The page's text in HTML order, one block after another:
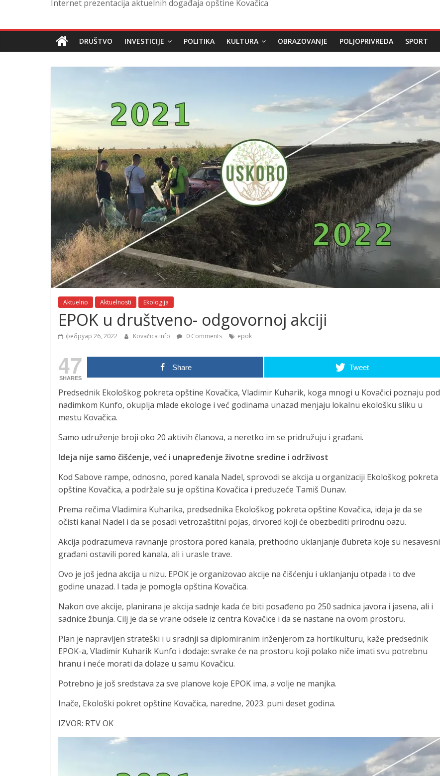
Internet prezentacija aktuelnih događaja opštine Kovačica
DRUŠTVO INVESTICIJE POLITIKA KULTURA OBRAZOVANJE POLJOPRIVREDA SPORT
Aktuelno Aktuelnosti Ekologija
EPOK u društveno- odgovornoj akciji
фебруар 26, 2022 Kovačica info 0 Comments epok
47
SHARES
Share Tweet
Predsednik Ekološkog pokreta opštine Kovačica, Vladimir Kuharik, koga mnogi u Kovačici poznaju pod
nadimkom Kunfo, okuplja mlade ekologe i već godinama unazad menjaju lokalnu ekološku sliku u
mestu Kovačica.
Samo udruženje broji oko 20 aktivih članova, a neretko im se pridružuju i građani.
Ideja nije samo čišćenje, već i unapređenje životne sredine i održivost
Kod Sabove rampe, odnosno, pored kanala Nadel, sprovodi se akcija u organizaciji Ekološkog pokreta
opštine Kovačica, a podržale su je opština Kovačica i preduzeće Tamiš Dunav.
Prema rečima Vladimira Kuharika, predsednika Ekološkog pokreta opštine Kovačica, ideja je da se
očisti kanal Nadel i da se posadi vetrozaštitni pojas, drvored koji će obezbediti prirodnu oazu.
Akcija podrazumeva ravnanje prostora pored kanala, prethodno uklanjanje đubreta koje su nesavesni
građani ostavili pored kanala, ali i urasle trave.
Ovo je još jedna akcija u nizu. EPOK je organizovao akcije na čišćenju i uklanjanju otpada i to dve
godine unazad. I tada je pomogla opština Kovačica.
Nakon ove akcije, planirana je akcija sadnje kada će biti posađeno po 250 sadnica javora i jasena, ali i
sadnice žbunja. Cilj je da se vrane odsele iz centra Kovačice i da se nastane na ovom prostoru.
Plan je napravljen strateški i u sradnji sa diplomiranim inženjerom za hortikulturu, kaže predsednik
EPOK-a, Vladimir Kuharik Kunfo i dodaje: svrake će na prostoru koji polako niče imati svu potrebnu
hranu i neće morati da dolaze u samu Kovačicu.
Potrebno je još sredstava za sve planove koje EPOK ima, a volje ne manjka.
Inače, Ekološki pokret opštine Kovačica, naredne, 2023. puni deset godina.
IZVOR: RTV OK